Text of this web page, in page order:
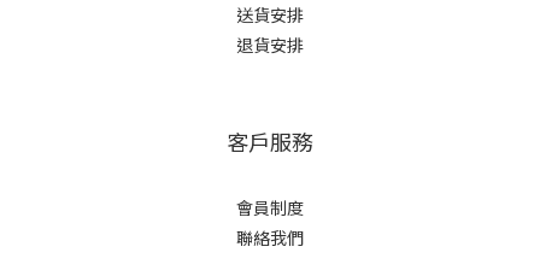
送貨安排
退貨安排
客戶服務
會員制度
聯絡我們